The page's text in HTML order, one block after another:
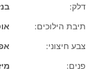
דלק:
תיבת הילוכים:
צבע חיצוני:
פנים: